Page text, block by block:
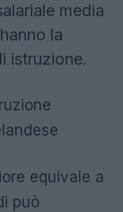
media
la
istruzione.
equivale a
può